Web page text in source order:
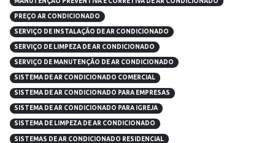
PREÇO AR CONDICIONADO
SERVIÇO DE INSTALAÇÃO DE AR CONDICIONADO
SERVIÇO DE LIMPEZA DE AR CONDICIONADO
SERVIÇO DE MANUTENÇÃO DE AR CONDICIONADO
SISTEMA DE AR CONDICIONADO COMERCIAL
SISTEMA DE AR CONDICIONADO PARA EMPRESAS
SISTEMA DE AR CONDICIONADO PARA IGREJA
SISTEMA DE LIMPEZA DE AR CONDICIONADO
SISTEMAS DE AR CONDICIONADO RESIDENCIAL